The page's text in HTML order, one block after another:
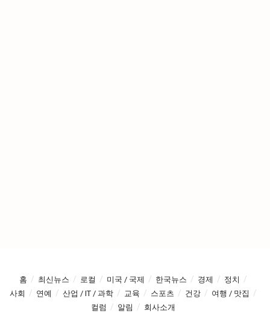
홈 최신뉴스 로컬 미국 / 국제 한국뉴스 경제
정치
사회
연예 산업 / IT / 과학 교육 스포츠 건강
여행 / 맛집
컬럼
알림 회사소개